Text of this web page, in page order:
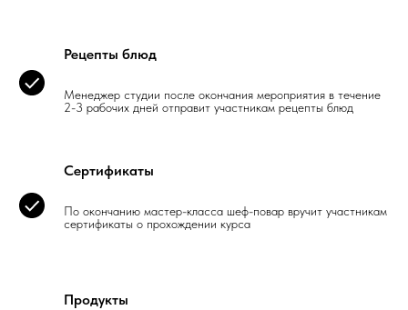
Рецепты блюд
Менеджер студии после окончания мероприятия в течение
2-3 рабочих дней отправит участникам рецепты блюд
Сертификаты
По окончанию мастер-класса шеф-повар вручит участникам
сертификаты о прохождении курса
Продукты